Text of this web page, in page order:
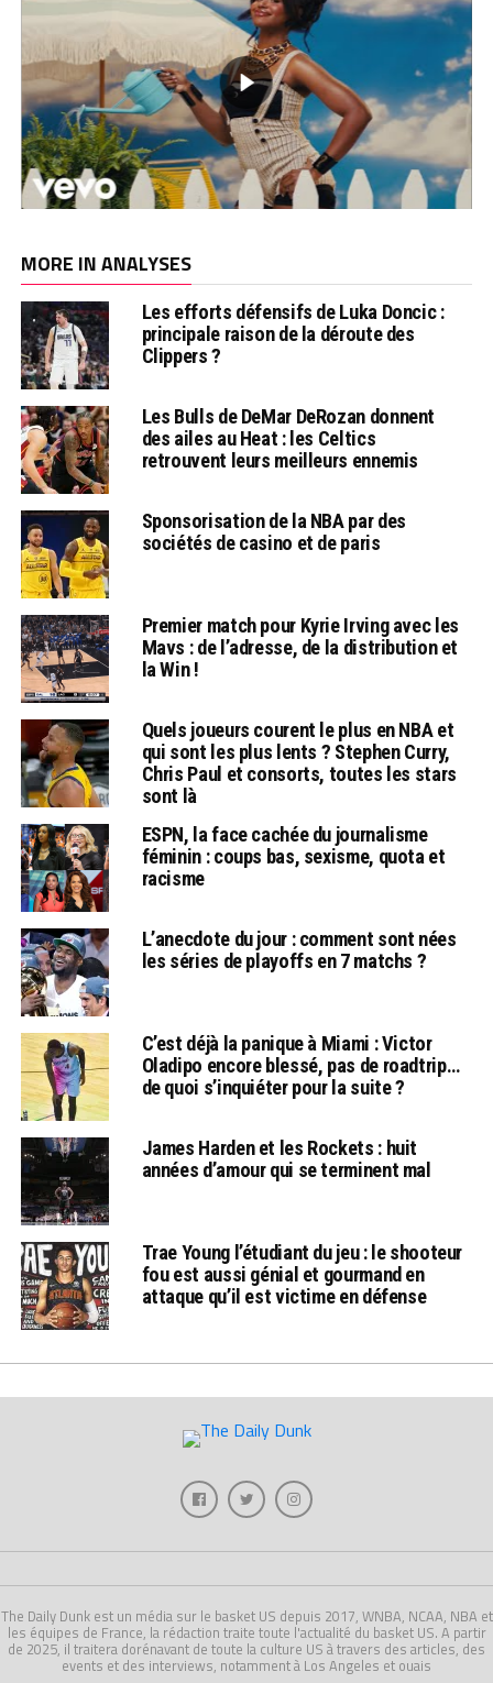
MORE IN ANALYSES
Les efforts défensifs de Luka Doncic :
principale raison de la déroute des
Clippers ?
Les Bulls de DeMar DeRozan donnent
des ailes au Heat : les Celtics
retrouvent leurs meilleurs ennemis
Sponsorisation de la NBA par des
sociétés de casino et de paris
Premier match pour Kyrie Irving avec les
Mavs : de l’adresse, de la distribution et
la Win !
Quels joueurs courent le plus en NBA et
qui sont les plus lents ? Stephen Curry,
Chris Paul et consorts, toutes les stars
sont là
ESPN, la face cachée du journalisme
féminin : coups bas, sexisme, quota et
racisme
L’anecdote du jour : comment sont nées
les séries de playoffs en 7 matchs ?
C’est déjà la panique à Miami : Victor
Oladipo encore blessé, pas de roadtrip…
de quoi s’inquiéter pour la suite ?
James Harden et les Rockets : huit
années d’amour qui se terminent mal
Trae Young l’étudiant du jeu : le shooteur
fou est aussi génial et gourmand en
attaque qu’il est victime en défense
The Daily Dunk est un média sur le basket US depuis 2017, WNBA, NCAA, NBA et
les équipes de France, la rédaction traite toute l'actualité du basket US. A partir
de 2025, il traitera dorénavant de toute la culture US à travers des articles, des
events et des interviews, notamment à Los Angeles et ouais